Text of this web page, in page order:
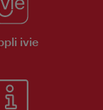
ivie